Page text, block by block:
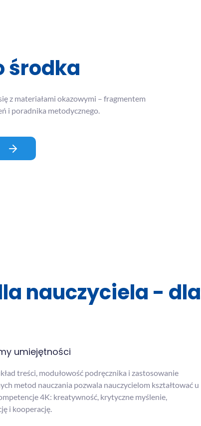
środka
z materiałami okazowymi – fragmentem
i poradnika metodycznego.
nauczyciela -
umiejętności
treści, modułowość podręcznika i zastosowanie
metod nauczania pozwala nauczycielom kształtować u
4K: kreatywność, krytyczne myślenie,
i kooperację.